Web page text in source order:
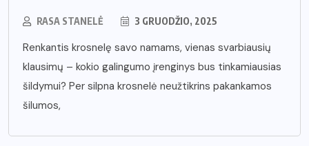
RASA STANELĖ 3 GRUODŽIO, 2025
Renkantis krosnelę savo namams, vienas svarbiausių
klausimų – kokio galingumo įrenginys bus tinkamiausias
šildymui? Per silpna krosnelė neužtikrins pakankamos
šilumos,